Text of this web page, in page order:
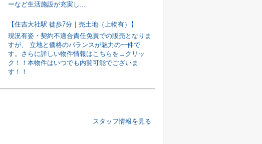
ーなど生活施設が充実し...
【住吉大社駅 徒歩7分｜売土地（上物有）】
現況有姿・契約不適合責任免責での販売となりま
すが、 立地と価格のバランスが魅力の一件で
す。さらに詳しい物件情報はこちらを→クリッ
ク！！本物件はいつでも内覧可能でございま
す！！
スタッフ情報を見る